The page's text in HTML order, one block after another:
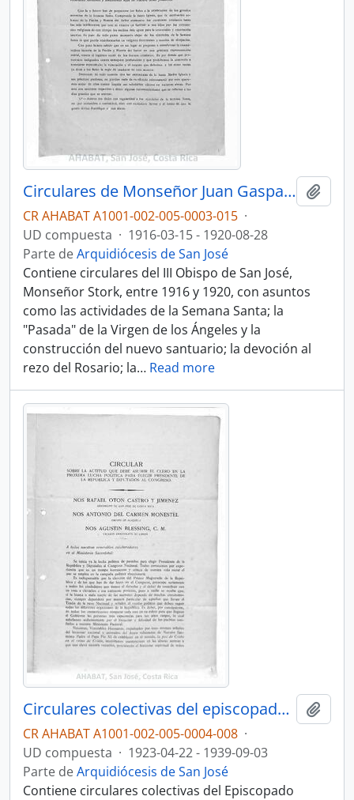
Circulares de Monseñor Juan Gaspar Stork Werth, III Obispo de San José (1916-1920)
CR AHABAT A1001-002-005-0003-015 ·
UD compuesta · 1916-03-15 - 1920-08-28
Parte deArquidiócesis de San José
Contiene circulares del III Obispo de San José,
Monseñor Stork, entre 1916 y 1920, con asuntos
como las actividades de la Semana Santa; la
"Pasada" de la Virgen de los Ángeles y la
construcción del nuevo santuario; la devoción al
rezo del Rosario; la… Read more
Circulares colectivas del episcopado costarricense (1923-1939)
CR AHABAT A1001-002-005-0004-008 ·
UD compuesta · 1923-04-22 - 1939-09-03
Parte deArquidiócesis de San José
Contiene circulares colectivas del Episcopado